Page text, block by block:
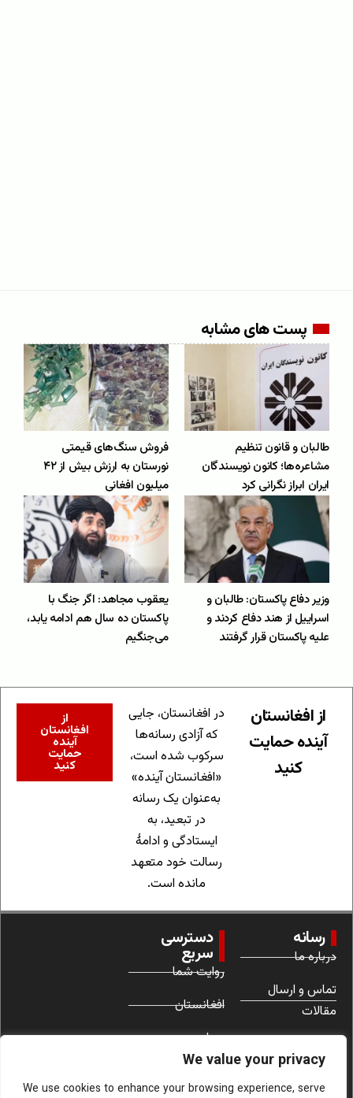
We value your privacy
We use cookies to enhance your browsing experience, serve
پست های مشابه
طالبان و قانون تنظیم
مشاعره‌ها؛ کانون نویسندگان
ایران ابراز نگرانی کرد
فروش سنگ‌های قیمتی
نورستان به ارزش بیش از ۴۲
میلیون افغانی
وزیر دفاع پاکستان: طالبان و
اسراییل از هند دفاع کردند و
علیه پاکستان قرار گرفتند
یعقوب مجاهد: اگر جنگ با
پاکستان ده سال هم ادامه یابد،
می‌جنگیم
از افغانستان
آینده حمایت
کنید
در افغانستان، جایی
که آزادی رسانه‌ها
سرکوب شده است،
«افغانستان آینده»
به‌عنوان یک رسانه
در تبعید، به
ایستادگی و ادامهٔ
رسالت خود متعهد
مانده است.
از
افغانستان
آینده
حمایت
کنید
رسانه
درباره ما
تماس و ارسال
مقالات
دسترسی
سریع
روایت شما
افغانستان
جهان